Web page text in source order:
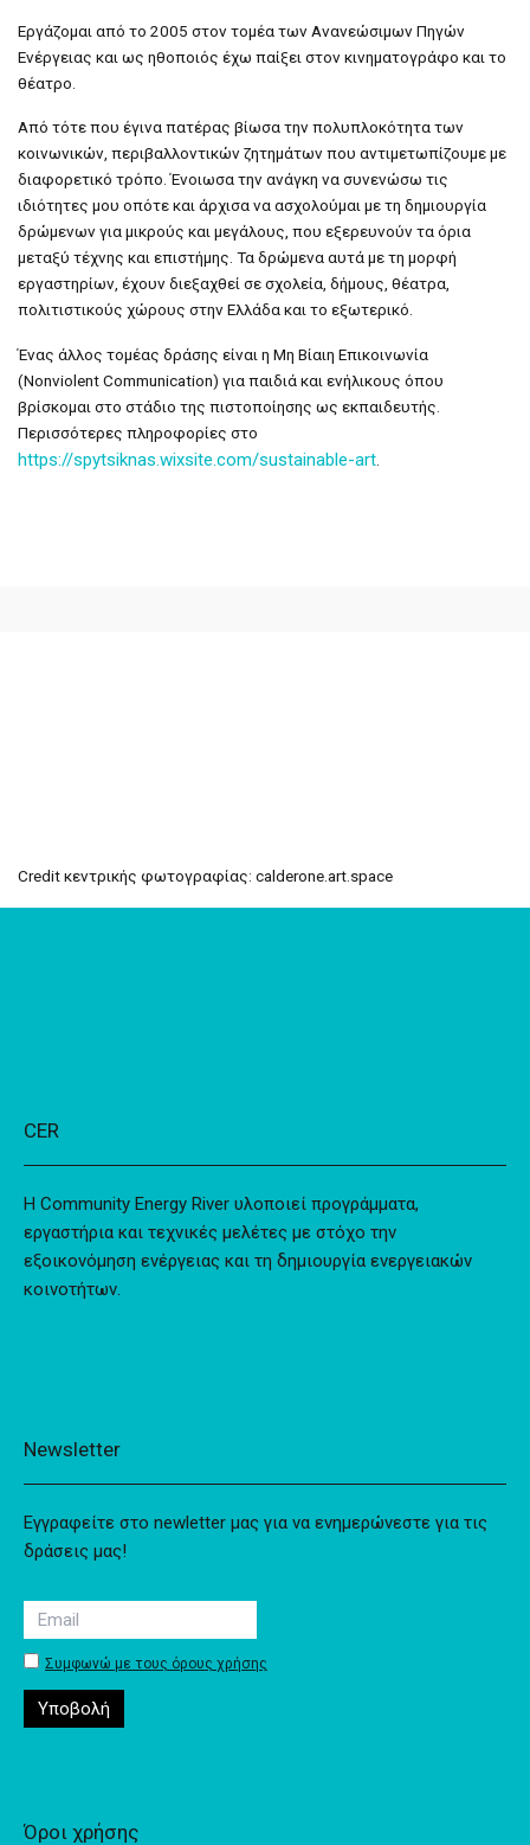
Εργάζομαι από το 2005 στον τομέα των Ανανεώσιμων Πηγών
Ενέργειας και ως ηθοποιός έχω παίξει στον κινηματογράφο και το
θέατρο.
Από τότε που έγινα πατέρας βίωσα την πολυπλοκότητα των
κοινωνικών, περιβαλλοντικών ζητημάτων που αντιμετωπίζουμε με
διαφορετικό τρόπο. Ένοιωσα την ανάγκη να συνενώσω τις
ιδιότητες μου οπότε και άρχισα να ασχολούμαι με τη δημιουργία
δρώμενων για μικρούς και μεγάλους, που εξερευνούν τα όρια
μεταξύ τέχνης και επιστήμης. Τα δρώμενα αυτά με τη μορφή
εργαστηρίων, έχουν διεξαχθεί σε σχολεία, δήμους, θέατρα,
πολιτιστικούς χώρους στην Ελλάδα και το εξωτερικό.
Ένας άλλος τομέας δράσης είναι η Μη Βίαιη Επικοινωνία
(Nonviolent Communication) για παιδιά και ενήλικους όπου
βρίσκομαι στο στάδιο της πιστοποίησης ως εκπαιδευτής.
Περισσότερες πληροφορίες στο
https://spytsiknas.wixsite.com/sustainable-art
Credit κεντρικής φωτογραφίας: calderone.art.space
CER
Η Community Energy River υλοποιεί προγράμματα,
εργαστήρια και τεχνικές μελέτες με στόχο την
εξοικονόμηση ενέργειας και τη δημιουργία ενεργειακών
κοινοτήτων.
Newsletter
Εγγραφείτε στο newletter μας για να ενημερώνεστε για τις
δράσεις μας!
Συμφωνώ με τους όρους χρήσης
Όροι χρήσης